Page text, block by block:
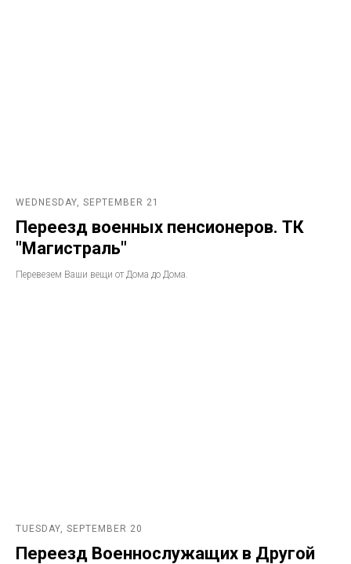
WEDNESDAY, SEPTEMBER 21
Переезд военных пенсионеров. ТК
"Магистраль"
Перевезем Ваши вещи от Дома до Дома.
TUESDAY, SEPTEMBER 20
Переезд Военнослужащих в Другой